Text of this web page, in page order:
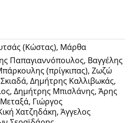
(Κώστας), Μάρθα
Παπαγιαννόπουλος, Βαγγέλης
(πρίγκιπας), Ζωζώ
Δημήτρης Καλλιβωκάς,
Δημήτρης Μπισλάνης, Άρης
Γιώργος
Χατζηδάκη, Άγγελος